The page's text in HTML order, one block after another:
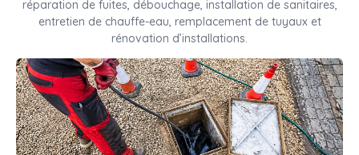
réparation de fuites, débouchage, installation de sanitaires,
entretien de chauffe-eau, remplacement de tuyaux et
rénovation d’installations.